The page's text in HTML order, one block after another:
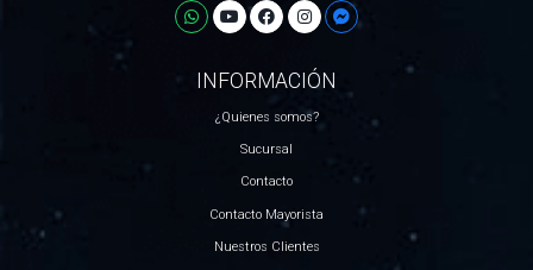
INFORMACIÓN
¿Quienes somos?
Sucursal
Contacto
Contacto Mayorista
Nuestros Clientes